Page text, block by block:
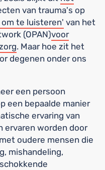
van trauma's op
om te luisteren' van het
(OPAN)voor
. Maar hoe zit het
degenen onder ons
een persoon
een bepaalde manier
ervaring van
ervaren worden door
oudere mensen die
mishandeling,